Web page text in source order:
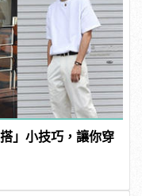
」小技巧，讓你穿